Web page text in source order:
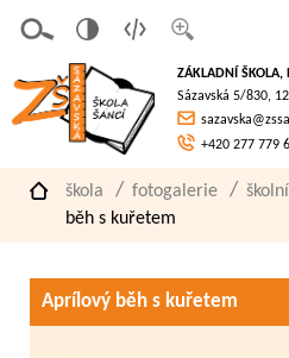
písmo
á
verze
pro
slaboz
raké
ZÁKLADNÍ ŠKOLA,
Sázavská 5/830,
+420 277 779
škola fotogalerie
běh s kuřetem
Aprílový běh s kuřetem